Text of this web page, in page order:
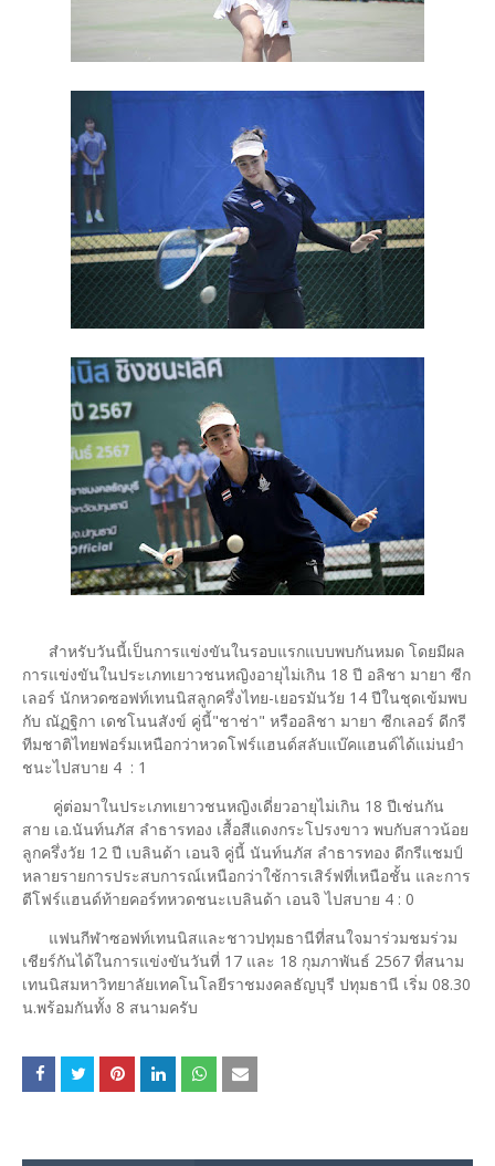
สำหรับวันนี้เป็นการแข่งขันในรอบแรกแบบพบกันหมด โดยมีผล
การแข่งขันในประเภทเยาวชนหญิงอายุไม่เกิน 18 ปี อลิชา มายา ซีก
เลอร์ นักหวดซอฟท์เทนนิสลูกครึ่งไทย-เยอรมันวัย 14 ปีในชุดเข้มพบ
กับ ณัฏฐิกา เดชโนนสังข์ คู่นี้"ชาช่า" หรืออลิชา มายา ซีกเลอร์ ดีกรี
ทีมชาติไทยฟอร์มเหนือกว่าหวดโฟร์แฮนด์สลับแบ๊คแฮนด์ได้แม่นยำ
ชนะไปสบาย 4 : 1
คู่ต่อมาในประเภทเยาวชนหญิงเดี่ยวอายุไม่เกิน 18 ปีเช่นกัน
สาย เอ.นันท์นภัส ลำธารทอง เสื้อสีแดงกระโปรงขาว พบกับสาวน้อย
ลูกครึ่งวัย 12 ปี เบลินด้า เอนจิ คู่นี้ นันท์นภัส ลำธารทอง ดีกรีแชมป์
หลายรายการประสบการณ์เหนือกว่าใช้การเสิร์ฟที่เหนือชั้น และการ
ตีโฟร์แฮนด์ท้ายคอร์ทหวดชนะเบลินด้า เอนจิ ไปสบาย 4 : 0
แฟนกีฬาซอฟท์เทนนิสและชาวปทุมธานีที่สนใจมาร่วมชมร่วม
เชียร์กันได้ในการแข่งขันวันที่ 17 และ 18 กุมภาพันธ์ 2567 ที่สนาม
เทนนิสมหาวิทยาลัยเทคโนโลยีราชมงคลธัญบุรี ปทุมธานี เริ่ม 08.30
น.พร้อมกันทั้ง 8 สนามครับ